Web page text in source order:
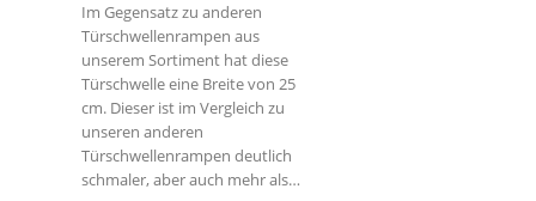
0out of 5
Im Gegensatz zu anderen
Türschwellenrampen aus
unserem Sortiment hat diese
Türschwelle eine Breite von 25
cm. Dieser ist im Vergleich zu
unseren anderen
Türschwellenrampen deutlich
schmaler, aber auch mehr als…